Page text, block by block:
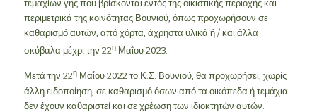
τεμαχίων γης που βρίσκονται εντός της οικιστικής περιοχής και
περιμετρικά της κοινότητας Βουνιού, όπως προχωρήσουν σε
καθαρισμό αυτών, από χόρτα, άχρηστα υλικά ή / και άλλα
σκύβαλα μέχρι την 22ηΜαΐου 2023.
Μετά την 22ηΜαΐου 2022 το Κ.Σ. Βουνιού, θα προχωρήσει, χωρίς
άλλη ειδοποίηση, σε καθαρισμό όσων από τα οικόπεδα ή τεμάχια
δεν έχουν καθαριστεί και σε χρέωση των ιδιοκτητών αυτών.